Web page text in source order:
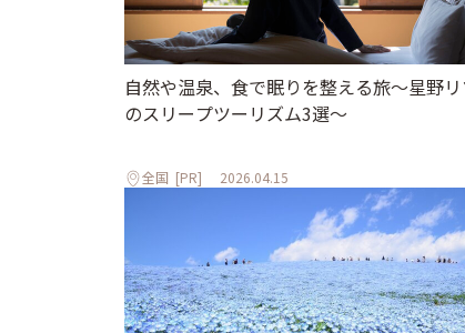
自然や温泉、食で眠りを整える旅～星野
のスリープツーリズム3選～
全国 [PR] 2026.04.15